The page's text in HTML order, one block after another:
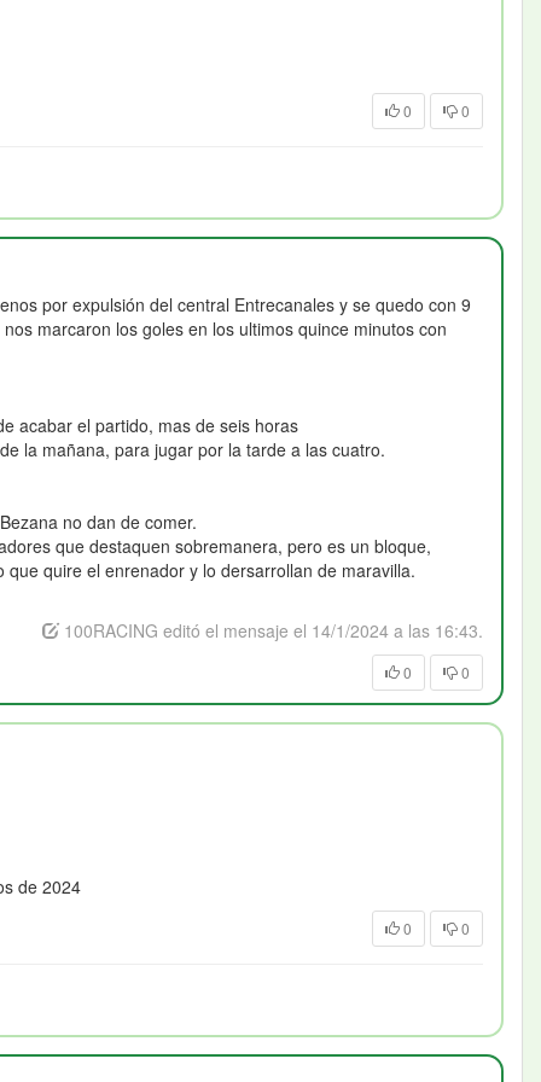
0 0
por expulsión del central Entrecanales y se quedo con 9
marcaron los goles en los ultimos quince minutos con
acabar el partido, mas de seis horas
la mañana, para jugar por la tarde a las cuatro.
no dan de comer.
que destaquen sobremanera, pero es un bloque,
quire el enrenador y lo dersarrollan de maravilla.
100RACING editó el mensaje el 14/1/2024 a las 16:43.
0 0
de 2024
0 0